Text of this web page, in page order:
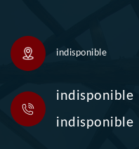
indisponible
indisponible
indisponible